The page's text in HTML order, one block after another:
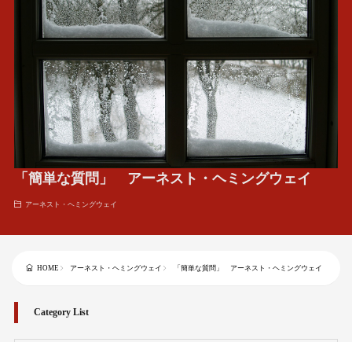
「簡単な質問」 アーネスト・ヘミングウェイ
アーネスト・ヘミングウェイ
HOME アーネスト・ヘミングウェイ 「簡単な質問」 アーネスト・ヘミングウェイ
Category List